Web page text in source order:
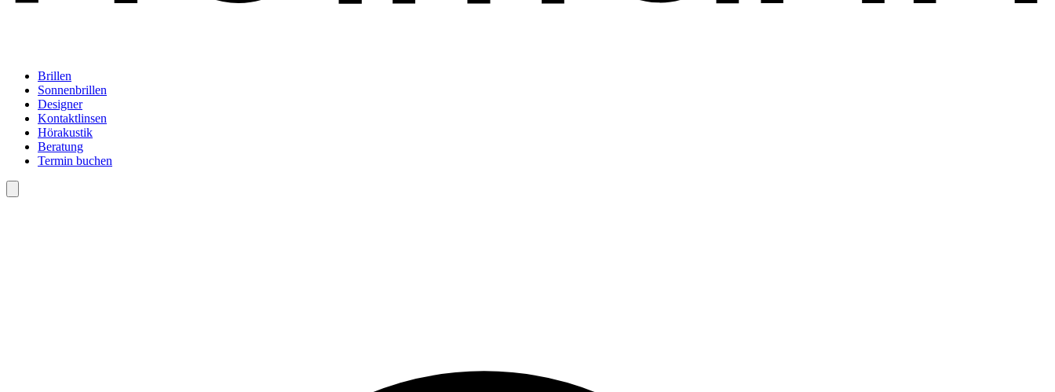
Brillen
Sonnenbrillen
Designer
Kontaktlinsen
Hörakustik
Beratung
Termin buchen